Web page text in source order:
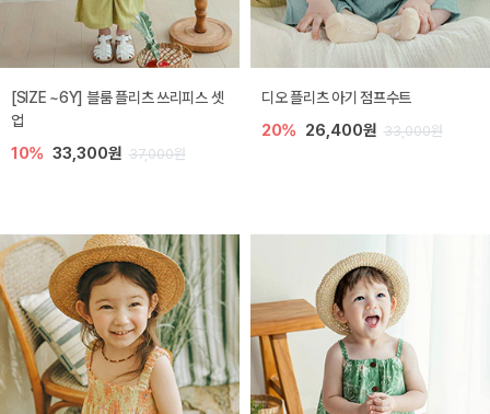
[SIZE ~6Y] 블룸 플리츠 쓰리피스 셋
업
10% 33,300원 37,000원
디오 플리츠 아기 점프수트
20% 26,400원 33,000원